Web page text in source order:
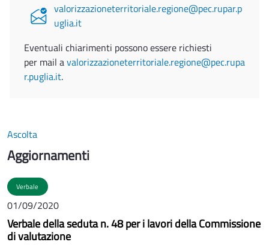
valorizzazioneterritoriale.regione@pec.rupar.p
uglia.it
Eventuali chiarimenti possono essere richiesti
per mail avalorizzazioneterritoriale.regione@pec.rupa
r.puglia.it.
Ascolta
Aggiornamenti
Verbale
01/09/2020
Verbale della seduta n. 48 per i lavori della Commissione
di valutazione